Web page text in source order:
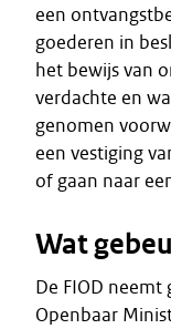
een
goederen in
het bewijs van
verdachte en
genomen
een vestiging
of gaan naar
Wat
De FIOD
Openbaar